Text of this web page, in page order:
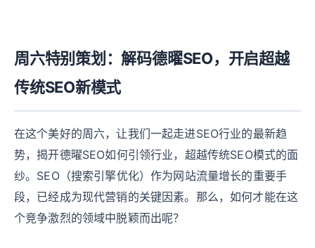
周六特别策划：解码德曜SEO，开启超越
传统SEO新模式
在这个美好的周六，让我们一起走进SEO行业的最新趋
势，揭开德曜SEO如何引领行业，超越传统SEO模式的面
纱。SEO（搜索引擎优化）作为网站流量增长的重要手
段，已经成为现代营销的关键因素。那么，如何才能在这
个竞争激烈的领域中脱颖而出呢？